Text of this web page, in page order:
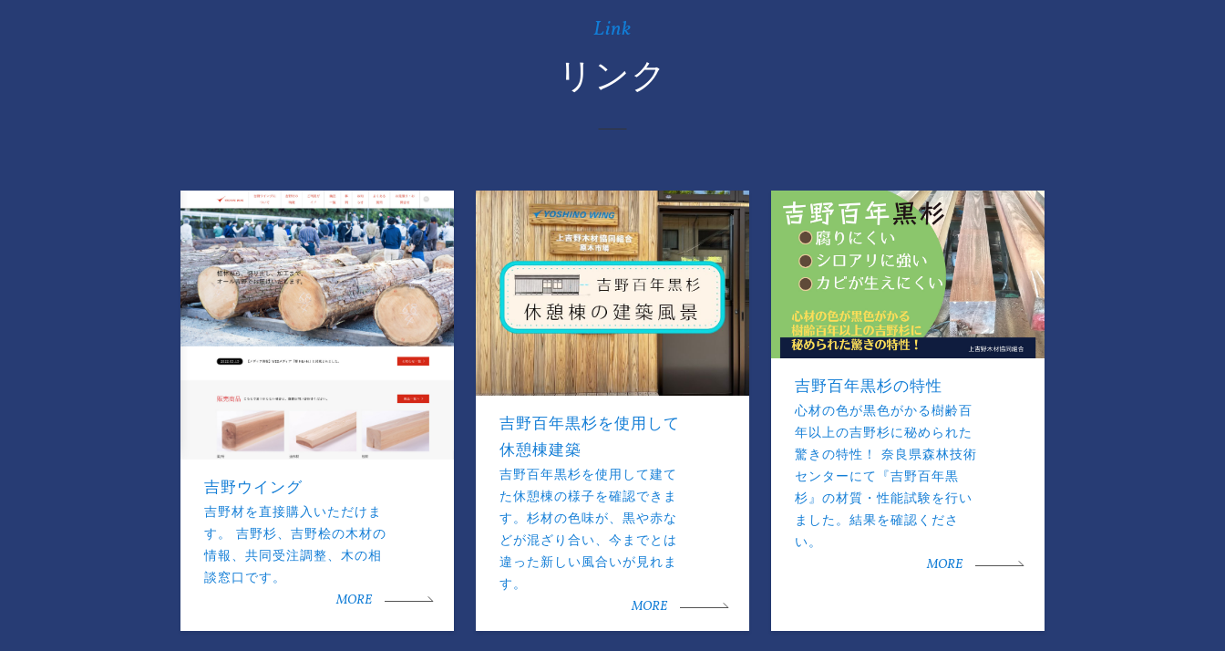
Link
リンク
吉野ウイング
吉野材を直接購入いただけま
す。 吉野杉、吉野桧の木材の
情報、共同受注調整、木の相
談窓口です。
MORE
吉野百年黒杉を使用して
休憩棟建築
吉野百年黒杉を使用して建て
た休憩棟の様子を確認できま
す。杉材の色味が、黒や赤な
どが混ざり合い、今までとは
違った新しい風合いが見れま
す。
MORE
吉野百年黒杉の特性
心材の色が黒色がかる樹齢百
年以上の吉野杉に秘められた
驚きの特性！ 奈良県森林技術
センターにて『吉野百年黒
杉』の材質・性能試験を行い
ました。結果を確認くださ
い。
MORE